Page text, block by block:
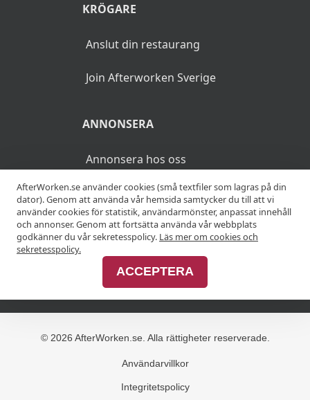
KRÖGARE
Anslut din restaurang
Join Afterworken Sverige
ANNONSERA
Annonsera hos oss
Advertise with us
MER
Alla afterworker
© 2026 AfterWorken.se. Alla rättigheter reserverade.
Användarvillkor
Integritetspolicy
AfterWorken.se använder cookies (små textfiler som lagras på din
dator). Genom att använda vår hemsida samtycker du till att vi
använder cookies för statistik, användarmönster, anpassat innehåll
och annonser. Genom att fortsätta använda vår webbplats
godkänner du vår sekretesspolicy. Läs mer om cookies och
sekretesspolicy.
ACCEPTERA